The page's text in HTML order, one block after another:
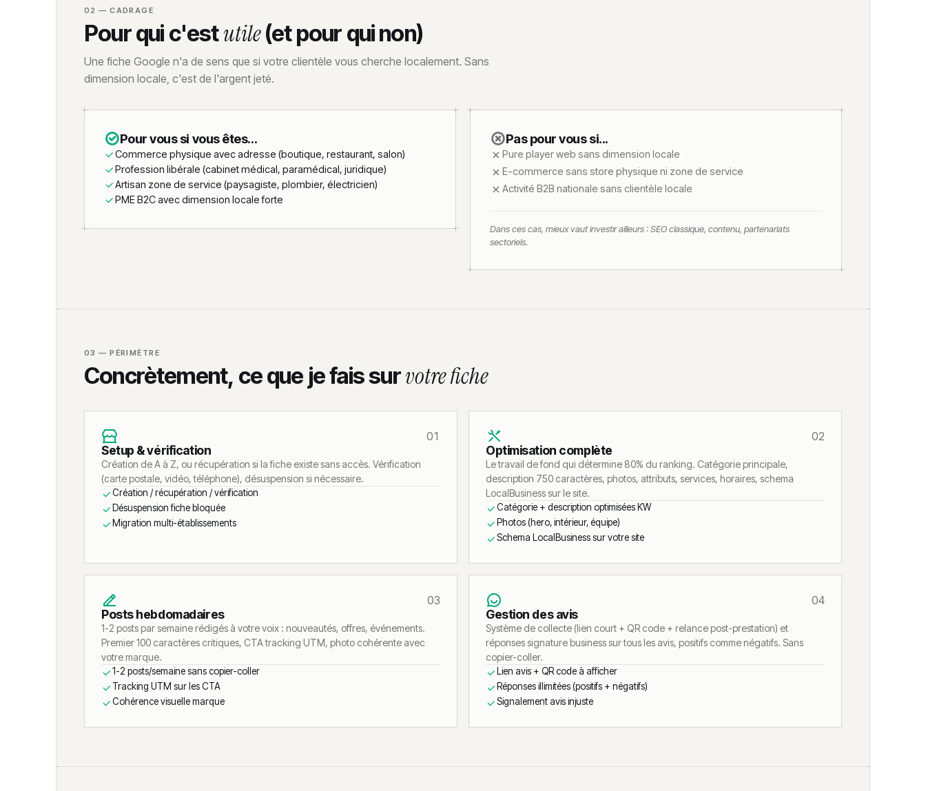
02 — CADRAGE
Pour qui c'estutile(et pour qui non)
Une fiche Google n'a de sens que si votre clientèle vous cherche localement. Sans
dimension locale, c'est de l'argent jeté.
Pour vous si vous êtes...
Commerce physique avec adresse (boutique, restaurant, salon)
Profession libérale (cabinet médical, paramédical, juridique)
Artisan zone de service (paysagiste, plombier, électricien)
PME B2C avec dimension locale forte
Pas pour vous si...
Pure player web sans dimension locale
E-commerce sans store physique ni zone de service
Activité B2B nationale sans clientèle locale
Dans ces cas, mieux vaut investir ailleurs : SEO classique, contenu, partenariats
sectoriels.
03 — PÉRIMÈTRE
Concrètement, ce que je fais survotre fiche
01
Setup & vérification
Création de A à Z, ou récupération si la fiche existe sans accès. Vérification
(carte postale, vidéo, téléphone), désuspension si nécessaire.
Création / récupération / vérification
Désuspension fiche bloquée
Migration multi-établissements
02
Optimisation complète
Le travail de fond qui détermine 80% du ranking. Catégorie principale,
description 750 caractères, photos, attributs, services, horaires, schema
LocalBusiness sur le site.
Catégorie + description optimisées KW
Photos (hero, intérieur, équipe)
Schema LocalBusiness sur votre site
03
Posts hebdomadaires
1-2 posts par semaine rédigés à votre voix : nouveautés, offres, événements.
Premier 100 caractères critiques, CTA tracking UTM, photo cohérente avec
votre marque.
1-2 posts/semaine sans copier-coller
Tracking UTM sur les CTA
Cohérence visuelle marque
04
Gestion des avis
Système de collecte (lien court + QR code + relance post-prestation) et
réponses signature business sur tous les avis, positifs comme négatifs. Sans
copier-coller.
Lien avis + QR code à afficher
Réponses illimitées (positifs + négatifs)
Signalement avis injuste